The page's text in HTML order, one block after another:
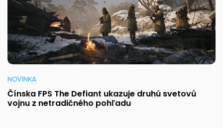
NOVINKA
Čínska FPS The Defiant ukazuje druhú svetovú
vojnu z netradičného pohľadu